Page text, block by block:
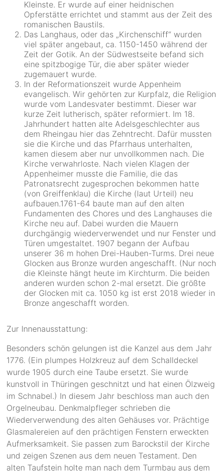
Kleinste. Er wurde auf einer heidnischen
Opferstätte errichtet und stammt aus der Zeit des
romanischen Baustils.
Das Langhaus, oder das „Kirchenschiff“ wurden
viel später angebaut, ca. 1150-1450 während der
Zeit der Gotik. An der Südwestseite befand sich
eine spitzbogige Tür, die aber später wieder
zugemauert wurde.
In der Reformationszeit wurde Appenheim
evangelisch. Wir gehörten zur Kurpfalz, die Religion
wurde vom Landesvater bestimmt. Dieser war
kurze Zeit lutherisch, später reformiert. Im 18.
Jahrhundert hatten alte Adelsgeschlechter aus
dem Rheingau hier das Zehntrecht. Dafür mussten
sie die Kirche und das Pfarrhaus unterhalten,
kamen diesem aber nur unvollkommen nach. Die
Kirche verwahrloste. Nach vielen Klagen der
Appenheimer musste die Familie, die das
Patronatsrecht zugesprochen bekommen hatte
(von Greiffenklau) die Kirche (laut Urteil) neu
aufbauen.1761-64 baute man auf den alten
Fundamenten des Chores und des Langhauses die
Kirche neu auf. Dabei wurden die Mauern
durchgängig wiederverwendet und nur Fenster und
Türen umgestaltet. 1907 begann der Aufbau
unserer 36 m hohen Drei-Hauben-Turms. Drei neue
Glocken aus Bronze wurden angeschafft. (Nur noch
die Kleinste hängt heute im Kirchturm. Die beiden
anderen wurden schon 2-mal ersetzt. Die größte
der Glocken mit ca. 1050 kg ist erst 2018 wieder in
Bronze angeschafft worden.
Zur Innenausstattung:
Besonders schön gelungen ist die Kanzel aus dem Jahr
1776. (Ein plumpes Holzkreuz auf dem Schalldeckel
wurde 1905 durch eine Taube ersetzt. Sie wurde
kunstvoll in Thüringen geschnitzt und hat einen Ölzweig
im Schnabel.) In diesem Jahr beschloss man auch den
Orgelneubau. Denkmalpfleger schrieben die
Wiederverwendung des alten Gehäuses vor. Prächtige
Glasmalereien auf den prächtigen Fenstern erweckten
Aufmerksamkeit. Sie passen zum Barockstil der Kirche
und zeigen Szenen aus dem neuen Testament. Den
alten Taufstein holte man nach dem Turmbau aus dem